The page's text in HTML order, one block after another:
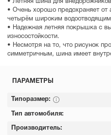
• Летняя шина для
• Очень хорошо предохраняет от
четырём широким
• Надежная летняя покрышка с
износостойкости.
• Несмотря на то, что рисунок
симметричным, шина имеет
ПАРАМЕТРЫ
Типоразмер:
Тип автомобиля:
Производитель: